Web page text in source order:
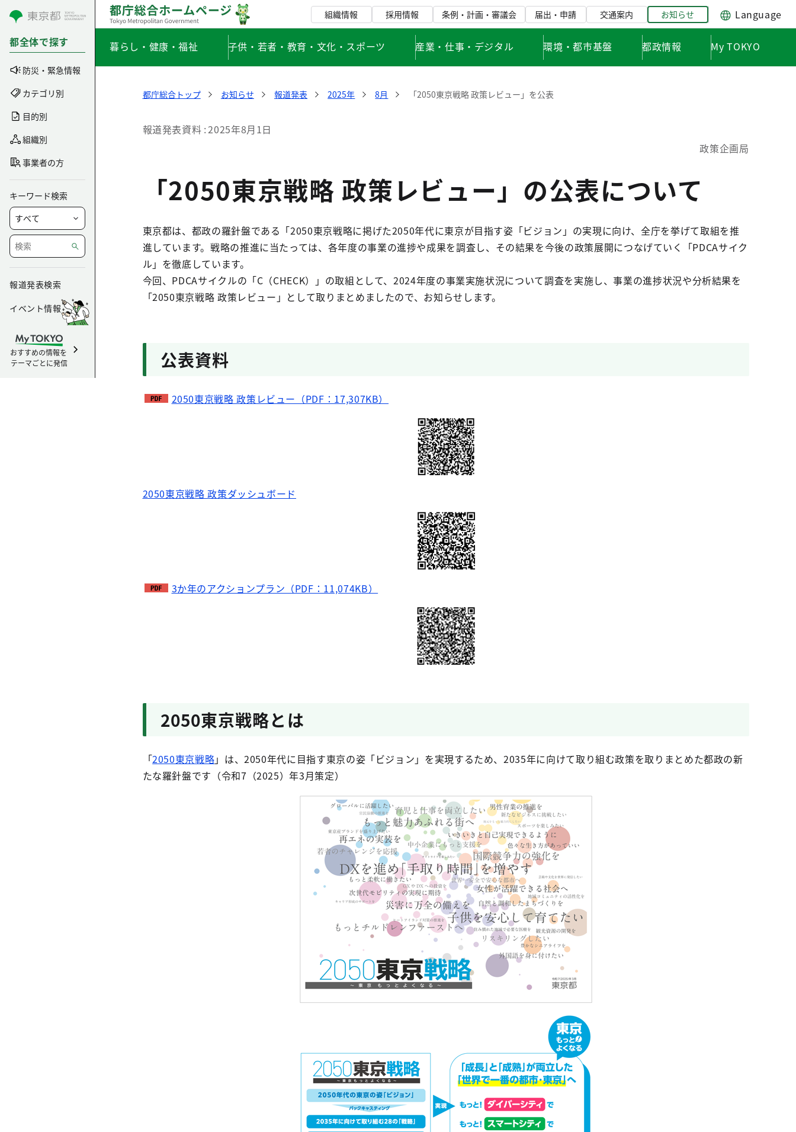
コンテンツにスキップ
都全体で探す
防災・緊急情報
カテゴリ別
目的別
組織別
事業者の方
キーワード検索
報道発表検索
イベント情報
おすすめの情報を
テーマごとに発信
組織情報 採用情報 条例・計画・審議会 届出・申請 交通案内 お知らせ Language
暮らし・健康・福祉 子供・若者・教育・文化・スポーツ 産業・仕事・デジタル 環境・都市基盤 都政情報 My TOKYO
都庁総合トップ お知らせ 報道発表 2025年 8月 「2050東京戦略 政策レビュー」を公表
報道発表資料 2025年8月1日
政策企画局
「2050東京戦略 政策レビュー」の公表について
東京都は、都政の羅針盤である「2050東京戦略に掲げた2050年代に東京が目指す姿「ビジョン」の実現に向け、全庁を挙げて取組を推
進しています。戦略の推進に当たっては、各年度の事業の進捗や成果を調査し、その結果を今後の政策展開につなげていく「PDCAサイク
ル」を徹底しています。
今回、PDCAサイクルの「C（CHECK）」の取組として、2024年度の事業実施状況について調査を実施し、事業の進捗状況や分析結果を
「2050東京戦略 政策レビュー」として取りまとめましたので、お知らせします。
公表資料
2050東京戦略 政策レビュー（PDF：17,307KB）
2050東京戦略 政策ダッシュボード
3か年のアクションプラン（PDF：11,074KB）
2050東京戦略とは
「2050東京戦略」は、2050年代に目指す東京の姿「ビジョン」を実現するため、2035年に向けて取り組む政策を取りまとめた都政の新
たな羅針盤です（令和7（2025）年3月策定）